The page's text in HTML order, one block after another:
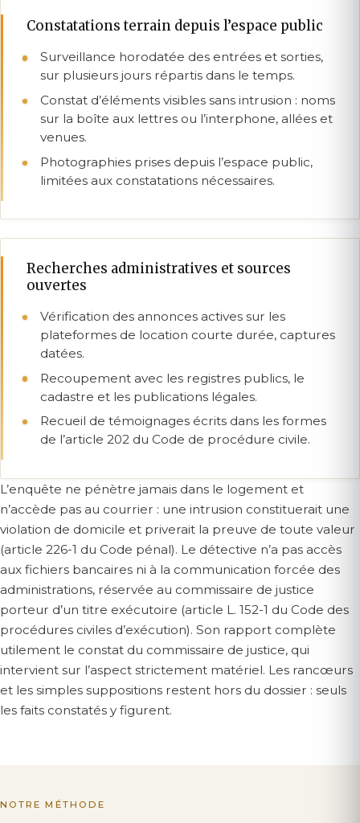
Constatations terrain depuis l’espace public
Surveillance horodatée des entrées et sorties,
sur plusieurs jours répartis dans le temps.
Constat d’éléments visibles sans intrusion : noms
sur la boîte aux lettres ou l’interphone, allées et
venues.
Photographies prises depuis l’espace public,
limitées aux constatations nécessaires.
Recherches administratives et sources
ouvertes
Vérification des annonces actives sur les
plateformes de location courte durée, captures
datées.
Recoupement avec les registres publics, le
cadastre et les publications légales.
Recueil de témoignages écrits dans les formes
de l’article 202 du Code de procédure civile.
L’enquête ne pénètre jamais dans le logement et
n’accède pas au courrier : une intrusion constituerait une
violation de domicile et priverait la preuve de toute valeur
(article 226-1 du Code pénal). Le détective n’a pas accès
aux fichiers bancaires ni à la communication forcée des
administrations, réservée au commissaire de justice
porteur d’un titre exécutoire (article L. 152-1 du Code des
procédures civiles d’exécution). Son rapport complète
utilement le constat du commissaire de justice, qui
intervient sur l’aspect strictement matériel. Les rancœurs
et les simples suppositions restent hors du dossier : seuls
les faits constatés y figurent.
NOTRE MÉTHODE